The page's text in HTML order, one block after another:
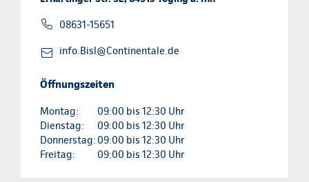
08631-15651
info.Bisl@Continentale.de
Öffnungszeiten
Montag:
09:00 bis 12:30 Uhr
Dienstag:
09:00 bis 12:30 Uhr
Donnerstag: 09:00 bis 12:30 Uhr
Freitag:
09:00 bis 12:30 Uhr